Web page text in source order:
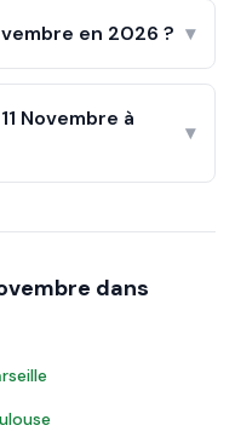
en 2026 ? ▾
Novembre à
▾
dans